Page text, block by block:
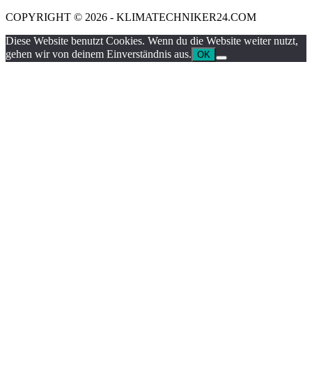
COPYRIGHT © 2026 - KLIMATECHNIKER24.COM
Diese Website benutzt Cookies. Wenn du die Website weiter nutzt,
gehen wir von deinem Einverständnis aus. OK